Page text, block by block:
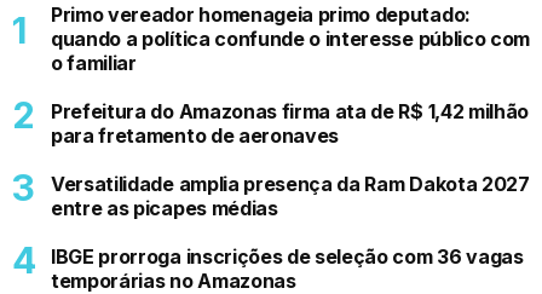
Primo vereador homenageia primo deputado:
quando a política confunde o interesse público com
o familiar
Prefeitura do Amazonas firma ata de R$ 1,42 milhão
para fretamento de aeronaves
Versatilidade amplia presença da Ram Dakota 2027
entre as picapes médias
IBGE prorroga inscrições de seleção com 36 vagas
temporárias no Amazonas